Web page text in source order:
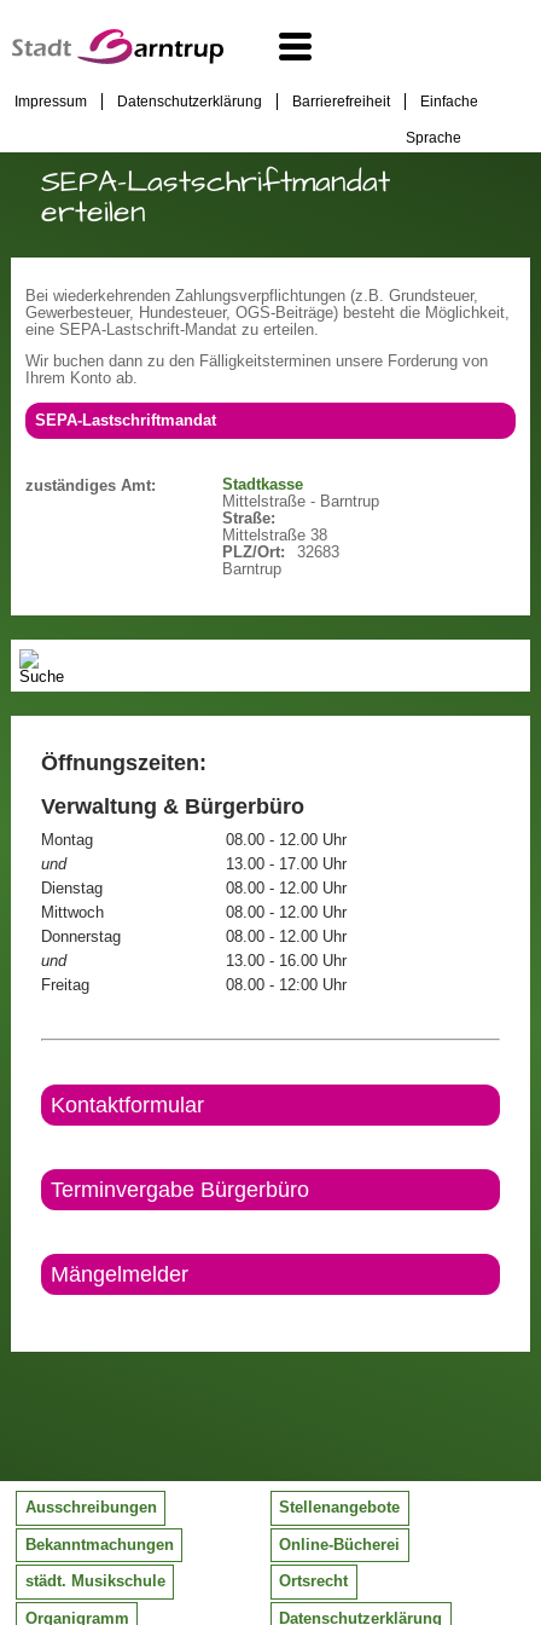
Impressum Datenschutzerklärung Barrierefreiheit Einfache
Sprache
SEPA-Lastschriftmandat
erteilen
Bei wiederkehrenden Zahlungsverpflichtungen (z.B. Grundsteuer,
Gewerbesteuer, Hundesteuer, OGS-Beiträge) besteht die Möglichkeit,
eine SEPA-Lastschrift-Mandat zu erteilen.
Wir buchen dann zu den Fälligkeitsterminen unsere Forderung von
Ihrem Konto ab.
SEPA-Lastschriftmandat
zuständiges Amt:
Stadtkasse
Mittelstraße - Barntrup
Straße:
Mittelstraße 38
PLZ/Ort:
32683
Barntrup
Öffnungszeiten:
Verwaltung & Bürgerbüro
Montag
08.00 - 12.00 Uhr
und
13.00 - 17.00 Uhr
Dienstag
08.00 - 12.00 Uhr
Mittwoch
08.00 - 12.00 Uhr
Donnerstag
08.00 - 12.00 Uhr
und
13.00 - 16.00 Uhr
Freitag
08.00 - 12:00 Uhr
Kontaktformular
Terminvergabe Bürgerbüro
Mängelmelder
Ausschreibungen Stellenangebote
Bekanntmachungen Online-Bücherei
städt. Musikschule Ortsrecht
Organigramm Datenschutzerklärung